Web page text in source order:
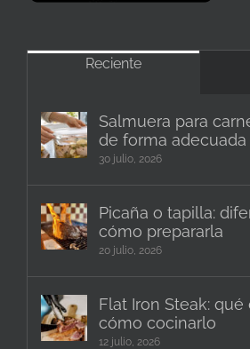
Reciente
Salmuera para
de forma adecuada
30 julio, 2026
Picaña o tapilla:
cómo prepararla
20 julio, 2026
Flat Iron Steak:
cómo cocinarlo
12 julio, 2026